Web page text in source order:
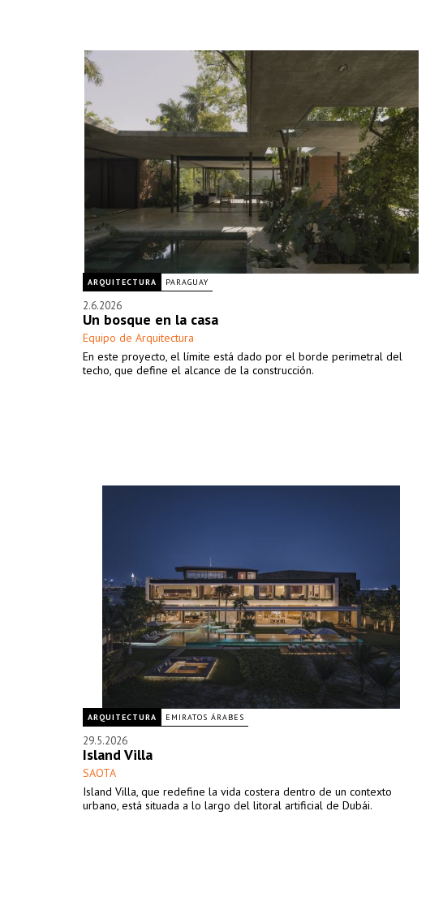
ARQUITECTURA PARAGUAY
2.6.2026
Un bosque en la casa
Equipo de Arquitectura
En este proyecto, el límite está dado por el borde perimetral del
techo, que define el alcance de la construcción.
ARQUITECTURA EMIRATOS ÁRABES
29.5.2026
Island Villa
SAOTA
Island Villa, que redefine la vida costera dentro de un contexto
urbano, está situada a lo largo del litoral artificial de Dubái.